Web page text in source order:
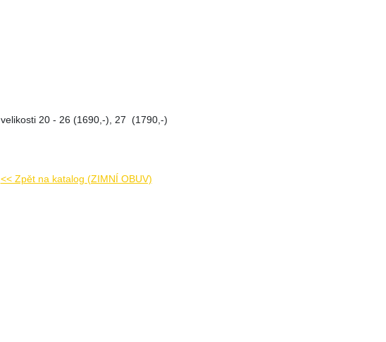
velikosti 20 - 26 (1690,-), 27 (1790,-)
<< Zpět na katalog (ZIMNÍ OBUV)